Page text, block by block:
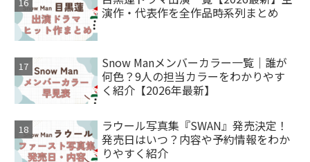
演作・代表作を全作品時系列まとめ
Snow Manメンバーカラー一覧｜誰が
何色？9人の担当カラーをわかりやす
く紹介【2026年最新】
ラウール写真集『SWAN』発売決定！
発売日はいつ？内容や予約情報をわか
りやすく紹介